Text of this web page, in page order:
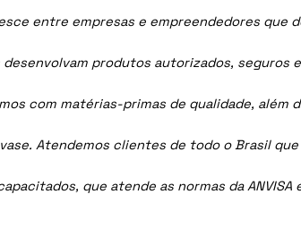
entre empresas e empreendedores que
produtos autorizados,
com matérias-primas de qualidade, além
Atendemos clientes de todo o Brasil
que atende as normas da